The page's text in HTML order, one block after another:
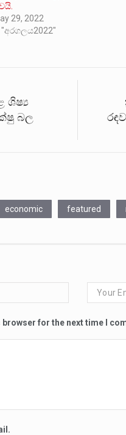
29, 2022
"අරගලය2022"
ශිෂ්‍ය
බල
economic featured
for the next time I